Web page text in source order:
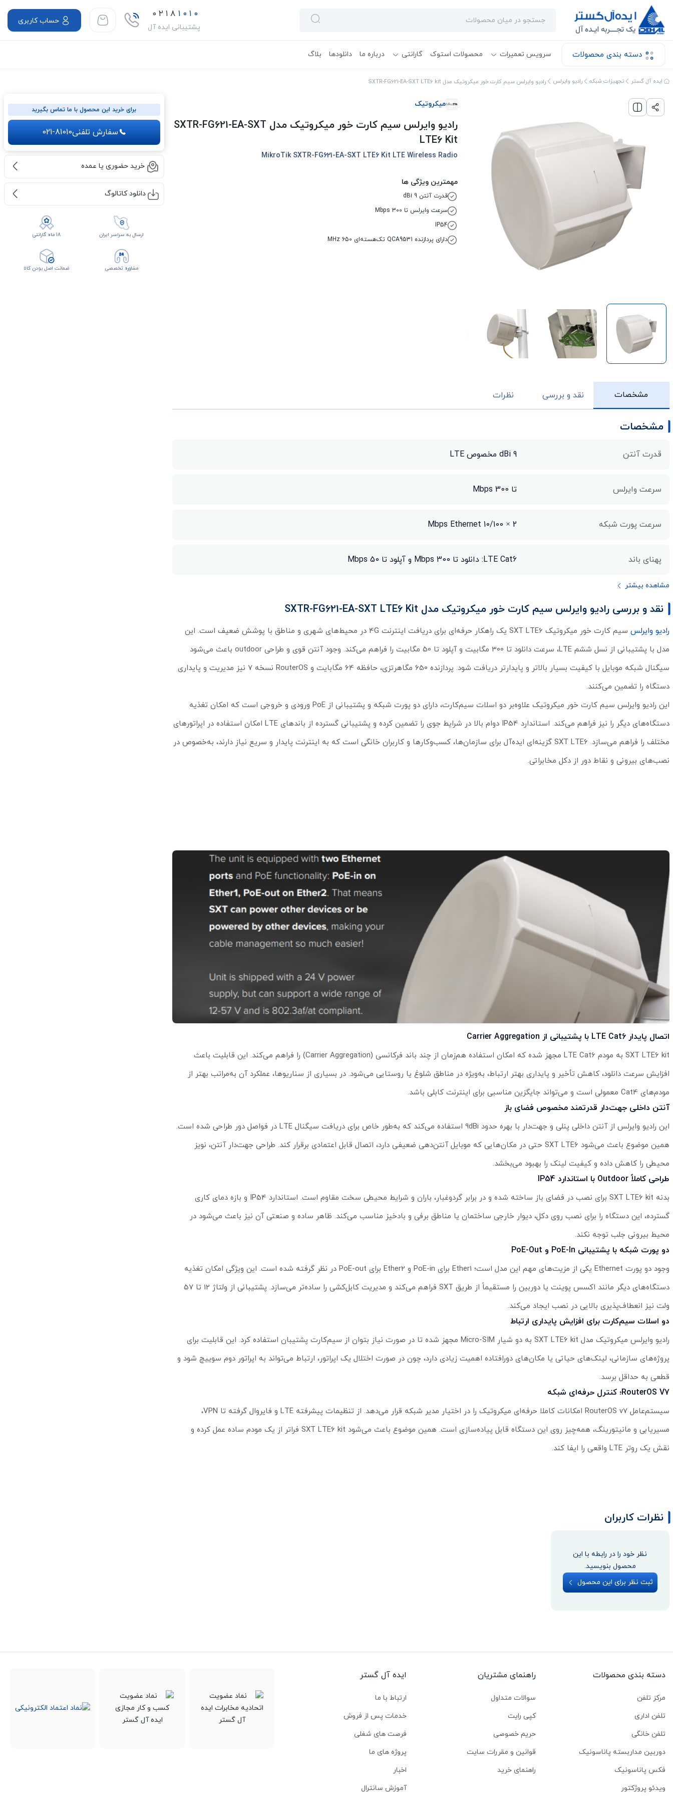
۰۲۱۸ ۱۰۱۰
پشتیبانی ایده آل
حساب کاربری
دسته بندی محصولات سرویس تعمیرات محصولات استوک گارانتی درباره ما دانلودها بلاگ
ایده آل گستر تجهیزات شبکه رادیو وایرلس رادیو وایرلس سیم کارت خور میکروتیک مدل SXTR-FG621-EA-SXT LTE6 kit
میکروتیک
رادیو وایرلس سیم کارت خور میکروتیک مدل SXTR-FG621-EA-SXT
LTE6 Kit
MikroTik SXTR-FG621-EA-SXT LTE6 Kit LTE Wireless Radio
مهمترین ویژگی ها
قدرت آنتن 9 dBi
سرعت وایرلس تا 300 Mbps
IP54
دارای پردازنده QCA9531 تک‌هسته‌ای 650 MHz
مشخصات نقد و بررسی نظرات
مشخصات
قدرت آنتن 9 dBi مخصوص LTE
سرعت وایرلس تا 300 Mbps
سرعت پورت شبکه 2 × 10/100 Mbps Ethernet
پهنای باند LTE Cat6: دانلود تا 300 Mbps و آپلود تا 50 Mbps
مشاهده بیشتر
نقد و بررسی رادیو وایرلس سیم کارت خور میکروتیک مدل SXTR-FG621-EA-SXT LTE6 Kit
رادیو وایرلس
سیم کارت خور میکروتیک SXT LTE6 یک راهکار حرفه‌ای برای دریافت اینترنت 4G در محیط‌های شهری و مناطق با پوشش ضعیف است. این
مدل با پشتیبانی از نسل ششم LTE، سرعت دانلود تا 300 مگابیت و آپلود تا 50 مگابیت را فراهم می‌کند. وجود آنتن قوی و طراحی outdoor باعث می‌شود
سیگنال شبکه موبایل با کیفیت بسیار بالاتر و پایدارتر دریافت شود. پردازنده 650 مگاهرتزی، حافظه 64 مگابایت و RouterOS نسخه 7 نیز مدیریت و پایداری
دستگاه را تضمین می‌کنند.
این رادیو وایرلس سیم کارت خور میکروتیک علاوه‌بر دو اسلات سیم‌کارت، دارای دو پورت شبکه و پشتیبانی از PoE ورودی و خروجی است که امکان تغذیه
دستگاه‌های دیگر را نیز فراهم می‌کند. استاندارد IP54 دوام بالا در شرایط جوی را تضمین کرده و پشتیبانی گسترده از باندهای LTE امکان استفاده در اپراتورهای
مختلف را فراهم می‌سازد. SXT LTE6 گزینه‌ای ایده‌آل برای سازمان‌ها، کسب‌وکارها و کاربران خانگی است که به اینترنت پایدار و سریع نیاز دارند، به‌خصوص در
نصب‌های بیرونی و نقاط دور از دکل مخابراتی.
اتصال پایدار LTE Cat6 با پشتیبانی از Carrier Aggregation
SXT LTE6 kit به مودم LTE Cat6 مجهز شده که امکان استفاده هم‌زمان از چند باند فرکانسی (Carrier Aggregation) را فراهم می‌کند. این قابلیت باعث
افزایش سرعت دانلود، کاهش تأخیر و پایداری بهتر ارتباط، به‌ویژه در مناطق شلوغ یا روستایی می‌شود. در بسیاری از سناریوها، عملکرد آن به‌مراتب بهتر از
مودم‌های Cat4 معمولی است و می‌تواند جایگزین مناسبی برای اینترنت کابلی باشد.
آنتن داخلی جهت‌دار قدرتمند مخصوص فضای باز
این رادیو وایرلس از آنتن داخلی پنلی و جهت‌دار با بهره حدود 9dBi استفاده می‌کند که به‌طور خاص برای دریافت سیگنال LTE در فواصل دور طراحی شده است.
همین موضوع باعث می‌شود SXT LTE6 حتی در مکان‌هایی که موبایل آنتن‌دهی ضعیفی دارد، اتصال قابل اعتمادی برقرار کند. طراحی جهت‌دار آنتن، نویز
محیطی را کاهش داده و کیفیت لینک را بهبود می‌بخشد.
طراحی کاملاً Outdoor با استاندارد IP54
بدنه SXT LTE6 kit برای نصب در فضای باز ساخته شده و در برابر گردوغبار، باران و شرایط محیطی سخت مقاوم است. استاندارد IP54 و بازه دمای کاری
گسترده، این دستگاه را برای نصب روی دکل، دیوار خارجی ساختمان یا مناطق برفی و بادخیز مناسب می‌کند. ظاهر ساده و صنعتی آن نیز باعث می‌شود در
محیط بیرونی جلب توجه نکند.
دو پورت شبکه با پشتیبانی PoE-In و PoE-Out
وجود دو پورت Ethernet یکی از مزیت‌های مهم این مدل است؛ Ether1 برای PoE-in و Ether2 برای PoE-out در نظر گرفته شده است. این ویژگی امکان تغذیه
دستگاه‌های دیگر مانند اکسس پوینت یا دوربین را مستقیماً از طریق SXT فراهم می‌کند و مدیریت کابل‌کشی را ساده‌تر می‌سازد. پشتیبانی از ولتاژ 12 تا 57
ولت نیز انعطاف‌پذیری بالایی در نصب ایجاد می‌کند.
دو اسلات سیم‌کارت برای افزایش پایداری ارتباط
رادیو وایرلس میکروتیک مدل SXT LTE6 kit به دو شیار Micro-SIM مجهز شده تا در صورت نیاز بتوان از سیم‌کارت پشتیبان استفاده کرد. این قابلیت برای
پروژه‌های سازمانی، لینک‌های حیاتی یا مکان‌های دورافتاده اهمیت زیادی دارد، چون در صورت اختلال یک اپراتور، ارتباط می‌تواند به اپراتور دوم سوییچ شود و
قطعی به حداقل برسد.
RouterOS V7؛ کنترل حرفه‌ای شبکه
سیستم‌عامل RouterOS v7 امکانات کاملا حرفه‌ای میکروتیک را در اختیار مدیر شبکه قرار می‌دهد. از تنظیمات پیشرفته LTE و فایروال گرفته تا VPN،
مسیریابی و مانیتورینگ، همه‌چیز روی این دستگاه قابل پیاده‌سازی است. همین موضوع باعث می‌شود SXT LTE6 kit فراتر از یک مودم ساده عمل کرده و
نقش یک روتر LTE واقعی را ایفا کند.
نظرات کاربران
نظر خود را در رابطه با این
محصول بنویسید.
ثبت نظر برای این محصول
برای خرید این محصول با ما تماس بگیرید
سفارش تلفنی021-81010
خرید حضوری یا عمده
دانلود کاتالوگ
ارسال به سراسر ایران 18 ماه گارانتی
مشاوره تخصصی ضمانت اصل بودن کالا
دسته بندی محصولات
مرکز تلفن
تلفن اداری
تلفن خانگی
دوربین مداربسته پاناسونیک
فکس پاناسونیک
ویدئو پروژکتور
راهنمای مشتریان
سوالات متداول
کپی رایت
حریم خصوصی
قوانین و مقررات سایت
راهنمای خرید
ایده آل گستر
ارتباط با ما
خدمات پس از فروش
فرصت های شغلی
پروژه های ما
اخبار
آموزش سانترال